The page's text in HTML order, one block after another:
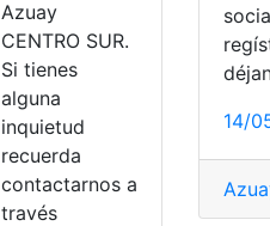
Azuay
CENTRO SUR.
Si tienes
alguna
inquietud
recuerda
contactarnos a
través
14/